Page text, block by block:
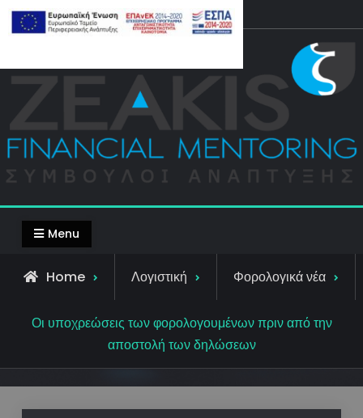
Skip
to
Top Bar
Menu
Home Λογιστική Φορολογικά νέα
Οι υποχρεώσεις των φορολογουμένων πριν από την
αποστολή των δηλώσεων